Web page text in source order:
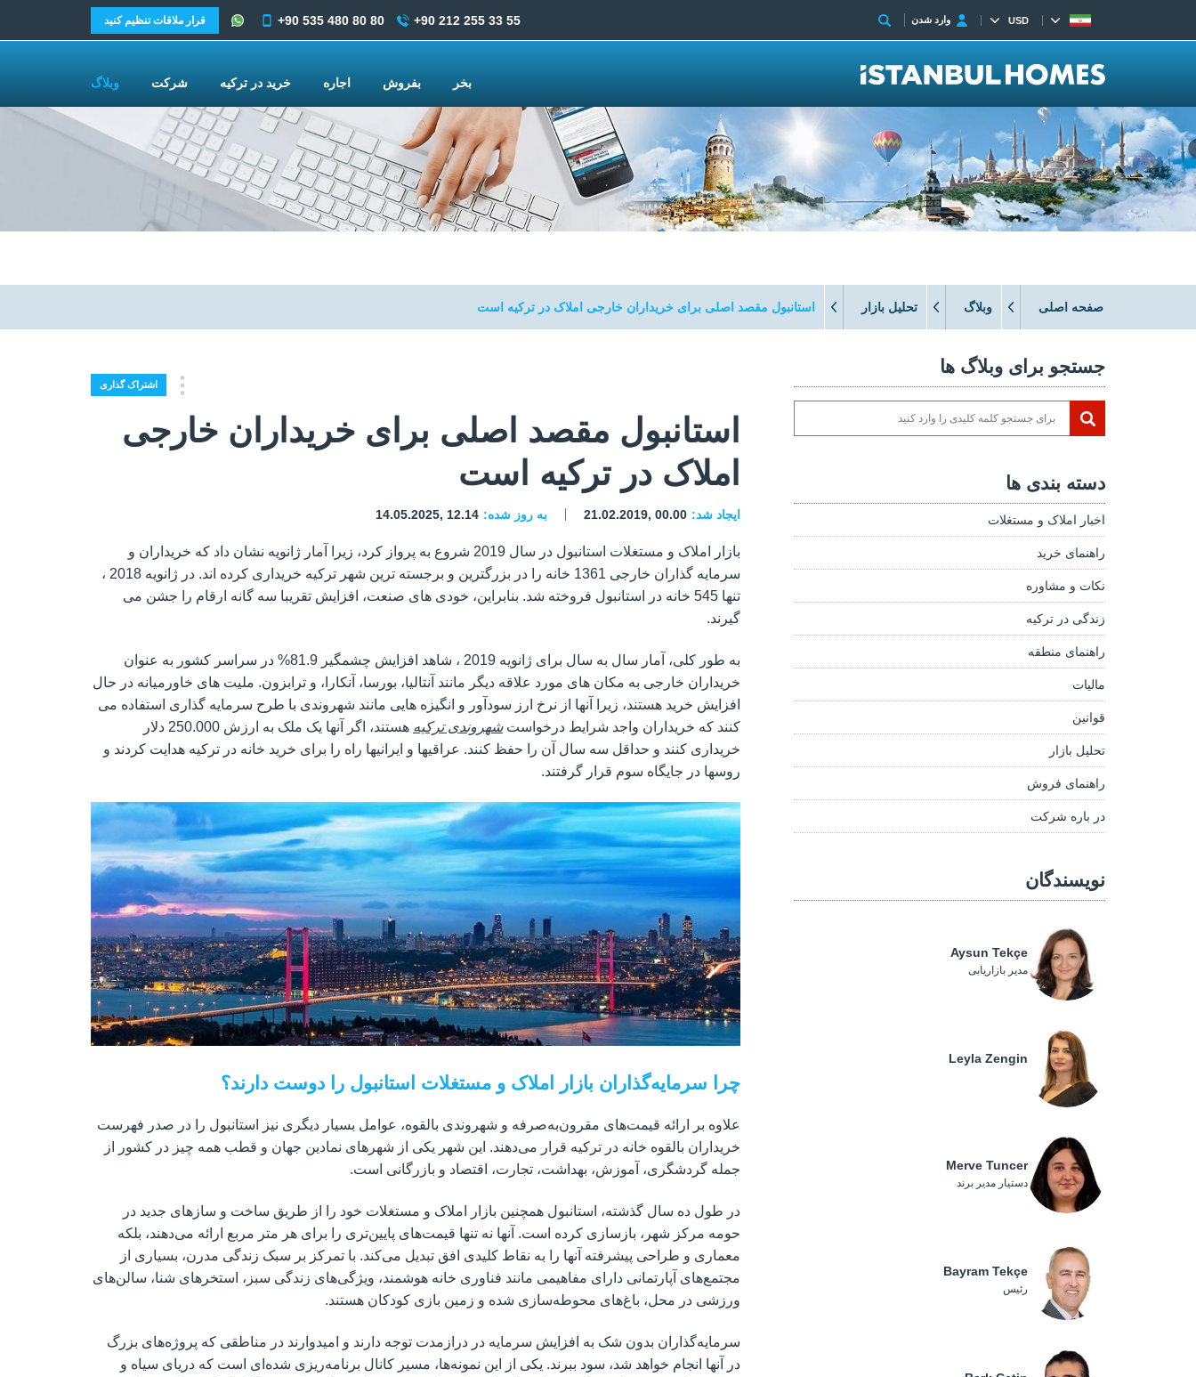
صفحه اصلی وبلاگ تحلیل بازار استانبول مقصد اصلی برای خریداران خارجی املاک در ترکیه است
جستجو برای وبلاگ ها
دسته بندی ها
اخبار املاک و مستغلات
راهنمای خرید
نکات و مشاوره
زندگی در ترکیه
راهنمای منطقه
مالیات
قوانین
تحلیل بازار
راهنمای فروش
در باره شرکت
نویسندگان
Aysun Tekçe
مدیر بازاریابی
Leyla Zengin
Merve Tuncer
دستیار مدیر برند
Bayram Tekçe
رئیس
اشتراک گذاری
استانبول مقصد اصلی برای خریداران خارجی
املاک در ترکیه است
ایجاد شد: 21.02.2019, 00.00 به روز شده: 14.05.2025, 12.14
بازار املاک و مستغلات استانبول در سال 2019 شروع به پرواز کرد، زیرا آمار ژانویه نشان داد که خریداران و
سرمایه گذاران خارجی 1361 خانه را در بزرگترین و برجسته ترین شهر ترکیه خریداری کرده اند. در ژانویه 2018 ،
تنها 545 خانه در استانبول فروخته شد. بنابراین، خودی های صنعت، افزایش تقریبا سه گانه ارقام را جشن می
گیرند.
به طور کلی، آمار سال به سال برای ژانویه 2019 ، شاهد افزایش چشمگیر 81.9% در سراسر کشور به عنوان
خریداران خارجی به مکان های مورد علاقه دیگر مانند آنتالیا، بورسا، آنکارا، و ترابزون. ملیت های خاورمیانه در حال
افزایش خرید هستند، زیرا آنها از نرخ ارز سودآور و انگیزه هایی مانند شهروندی با طرح سرمایه گذاری استفاده می
کنند که خریداران واجد شرایط درخواستشهروندی ترکیه
هستند، اگر آنها یک ملک به ارزش 250.000 دلار
خریداری کنند و حداقل سه سال آن را حفظ کنند. عراقیها و ایرانیها راه را برای خرید خانه در ترکیه هدایت کردند و
روسها در جایگاه سوم قرار گرفتند.
چرا سرمایه‌گذاران بازار املاک و مستغلات استانبول را دوست دارند؟
علاوه بر ارائه قیمت‌های مقرون‌به‌صرفه و شهروندی بالقوه، عوامل بسیار دیگری نیز استانبول را در صدر فهرست
خریداران بالقوه خانه در ترکیه قرار می‌دهند. این شهر یکی از شهرهای نمادین جهان و قطب همه چیز در کشور از
جمله گردشگری، آموزش، بهداشت، تجارت، اقتصاد و بازرگانی است.
در طول ده سال گذشته، استانبول همچنین بازار املاک و مستغلات خود را از طریق ساخت و سازهای جدید در
حومه مرکز شهر، بازسازی کرده است. آنها نه تنها قیمت‌های پایین‌تری را برای هر متر مربع ارائه می‌دهند، بلکه
معماری و طراحی پیشرفته آنها را به نقاط کلیدی افق تبدیل می‌کند. با تمرکز بر سبک زندگی مدرن، بسیاری از
مجتمع‌های آپارتمانی دارای مفاهیمی مانند فناوری خانه هوشمند، ویژگی‌های زندگی سبز، استخرهای شنا، سالن‌های
ورزشی در محل، باغ‌های محوطه‌سازی شده و زمین بازی کودکان هستند.
سرمایه‌گذاران بدون شک به افزایش سرمایه در درازمدت توجه دارند و امیدوارند در مناطقی که پروژه‌های بزرگ
در آنها انجام خواهد شد، سود ببرند. یکی از این نمونه‌ها، مسیر کانال برنامه‌ریزی شده‌ای است که دریای سیاه و
USD وارد شدن +90 212 255 33 55
+90 535 480 80 80 قرار ملاقات تنظیم کنید
بخر بفروش اجاره خرید در ترکیه شرکت وبلاگ